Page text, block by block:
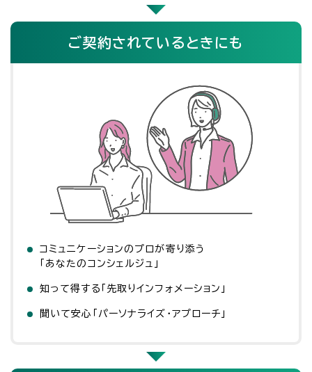
ご契約されているときにも
コミュニケーションのプロが寄り添う
「あなたのコンシェルジュ」
知って得する「先取りインフォメーション」
聞いて安心「パーソナライズ・アプローチ」